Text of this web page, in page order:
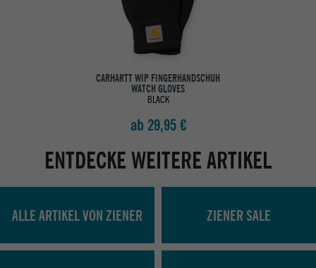
CARHARTT WIP FINGERHANDSCHUH
WATCH GLOVES
BLACK
ab 29,95 €
ENTDECKE WEITERE ARTIKEL
ALLE ARTIKEL VON ZIENER ZIENER SALE